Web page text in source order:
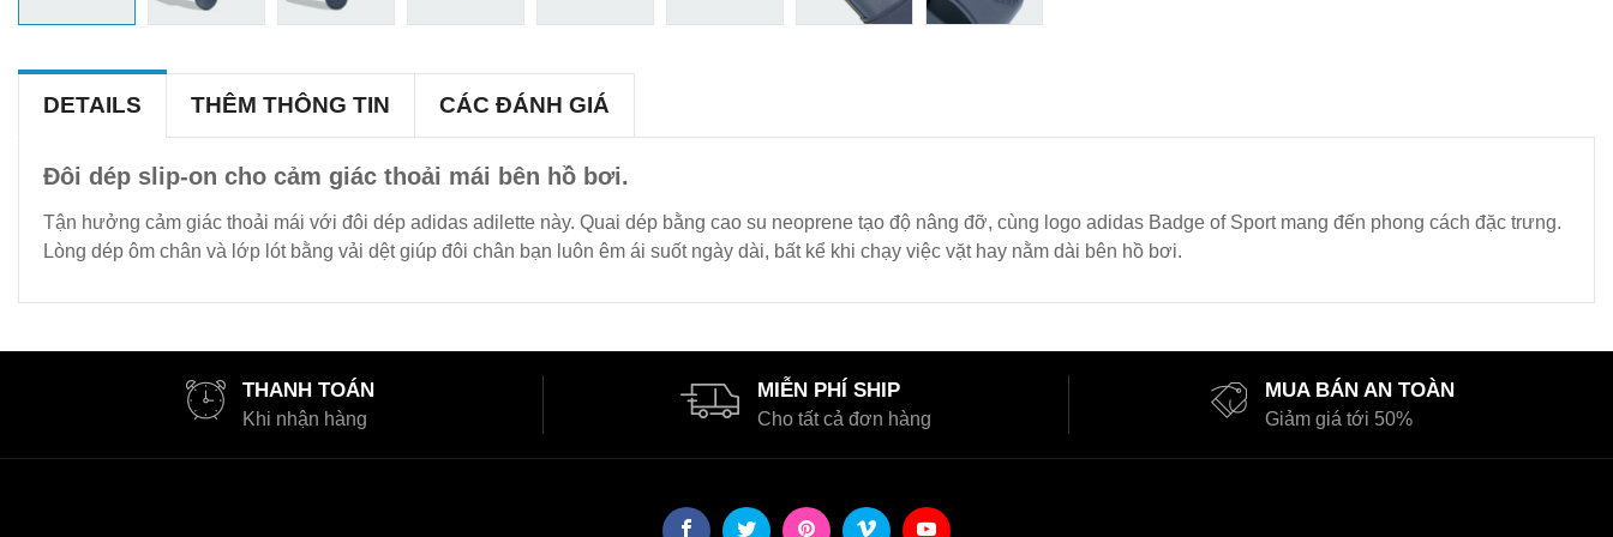
DETAILS THÊM THÔNG TIN CÁC ĐÁNH GIÁ
Đôi dép slip-on cho cảm giác thoải mái bên hồ bơi.
Tận hưởng cảm giác thoải mái với đôi dép adidas adilette này. Quai dép bằng cao su neoprene tạo độ nâng đỡ, cùng logo adidas Badge of Sport mang đến phong cách đặc trưng.
Lòng dép ôm chân và lớp lót bằng vải dệt giúp đôi chân bạn luôn êm ái suốt ngày dài, bất kể khi chạy việc vặt hay nằm dài bên hồ bơi.
THANH TOÁN
Khi nhận hàng
MIỄN PHÍ SHIP
Cho tất cả đơn hàng
MUA BÁN AN TOÀN
Giảm giá tới 50%